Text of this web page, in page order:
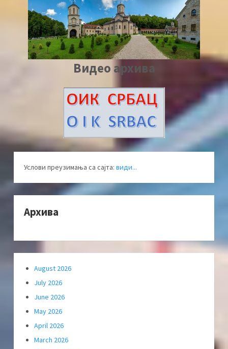
Видео архива
Услови преузимања са сајта: види...
Архива
August 2026
July 2026
June 2026
May 2026
April 2026
March 2026